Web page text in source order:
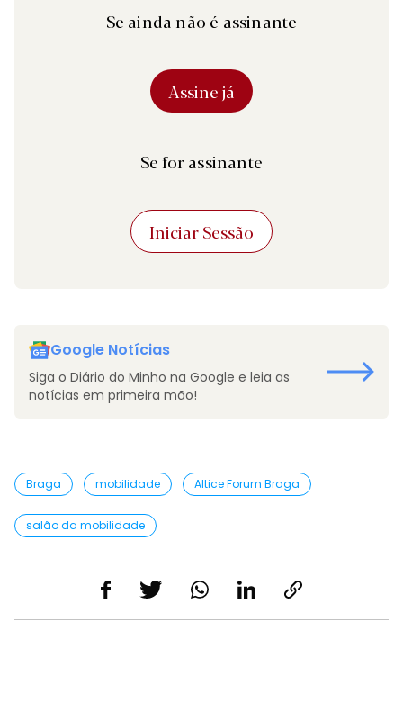
Se ainda não é assinante
Assine já
Se for assinante
Iniciar Sessão
Google Notícias
Siga o Diário do Minho na Google e leia as
notícias em primeira mão!
Braga mobilidade Altice Forum Braga
salão da mobilidade